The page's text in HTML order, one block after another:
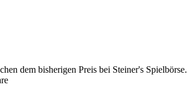
dem bisherigen Preis bei Steiner's Spielbörse.